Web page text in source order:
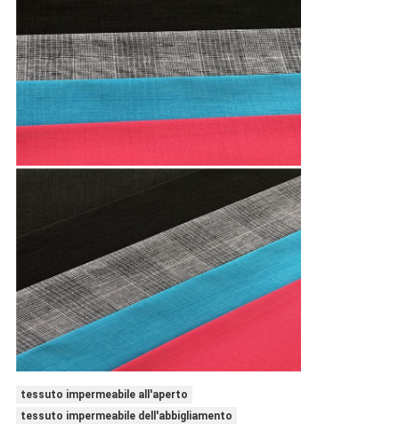
tessuto impermeabile all'aperto
tessuto impermeabile dell'abbigliamento